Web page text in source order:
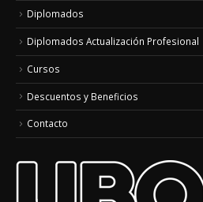
Diplomados
Diplomados Actualización Profesional
Cursos
Descuentos y Beneficios
Contacto